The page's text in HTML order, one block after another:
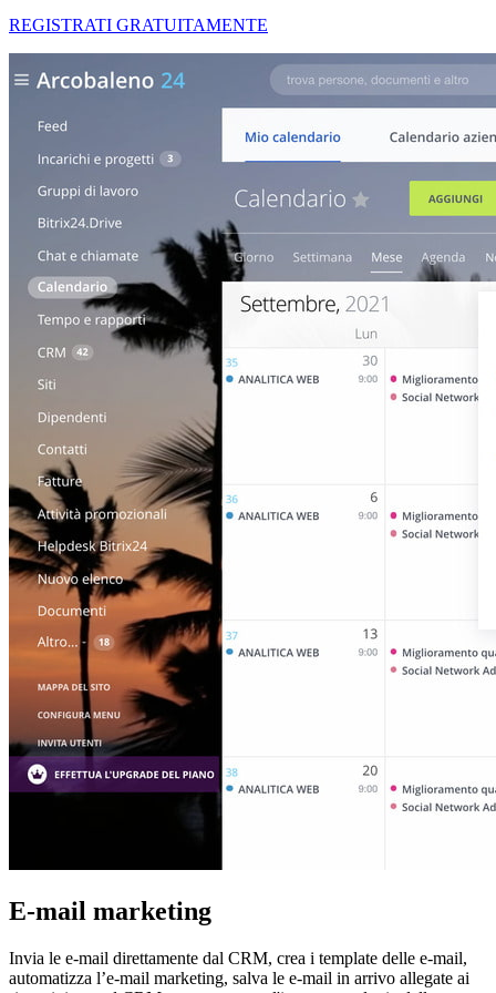
REGISTRATI GRATUITAMENTE
E-mail marketing
Invia le e-mail direttamente dal CRM, crea i template delle e-mail,
automatizza l’e-mail marketing, salva le e-mail in arrivo allegate ai